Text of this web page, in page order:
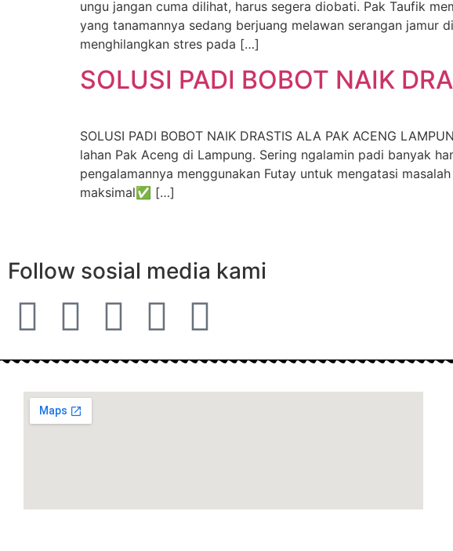
ungu jangan cuma dilihat, harus segera diobati. Pak Taufik
yang tanamannya sedang berjuang melawan serangan jamur
menghilangkan stres pada […]
SOLUSI PADI BOBOT NAIK
SOLUSI PADI BOBOT NAIK DRASTIS ALA PAK ACENG
lahan Pak Aceng di Lampung. Sering ngalamin padi banyak
pengalamannya menggunakan Futay untuk mengatasi
maksimal✅ […]
Follow sosial media kami